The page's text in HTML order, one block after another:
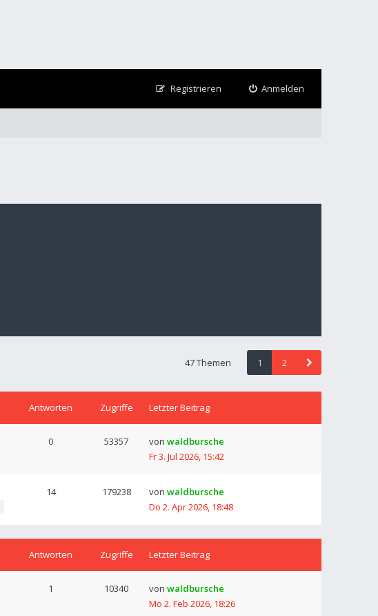
Anmelden
Registrieren
47 Themen 1 2
Antworten Zugriffe Letzter Beitrag
0 53357 von waldbursche
Fr 3. Jul 2026, 15:42
14 179238 von waldbursche
Do 2. Apr 2026, 18:48
Antworten Zugriffe Letzter Beitrag
1 10340 von waldbursche
Mo 2. Feb 2026, 18:26